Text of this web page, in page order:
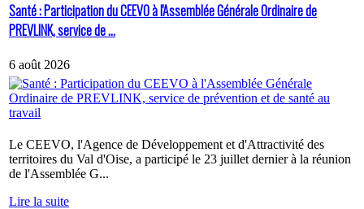
Santé : Participation du CEEVO à l'Assemblée Générale Ordinaire de
PREVLINK, service de ...
6 août 2026
Le CEEVO, l'Agence de Développement et d'Attractivité des
territoires du Val d'Oise, a participé le 23 juillet dernier à la réunion
de l'Assemblée G...
Lire la suite